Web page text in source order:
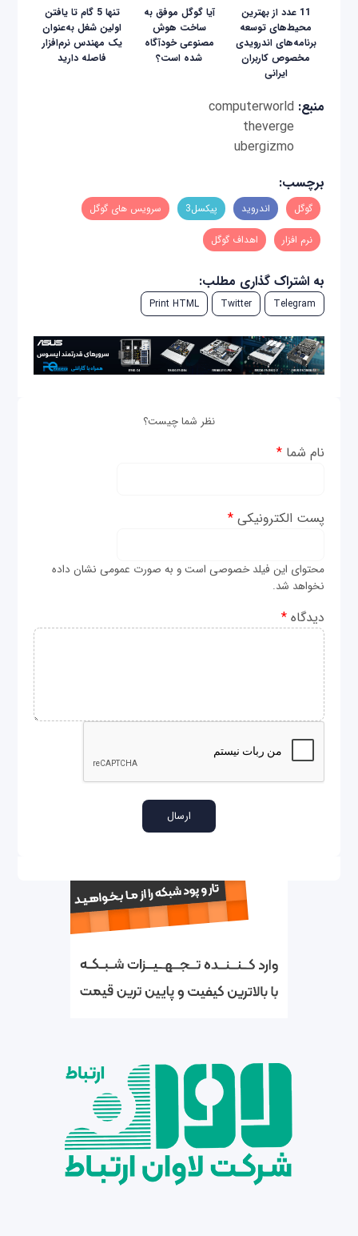
11 عدد از بهترین
محیط‌های توسعه
برنامه‌های اندرویدی
مخصوص کاربران
ایرانی
آیا گوگل موفق به
ساخت هوش
مصنوعی خودآگاه
شده است؟
تنها 5 گام تا یافتن
اولین شغل به‌عنوان
یک مهندس نرم‌افزار
فاصله دارید
منبع: computerworld
theverge
ubergizmo
برچسب:
گوگل اندروید پیکسل3 سرویس های گوگل
نرم افزار اهداف گوگل
به اشتراک گذاری مطلب:
Telegram
Twitter
Print HTML
نظر شما چیست؟
نام شما*
پست الکترونیکی*
محتوای این فیلد خصوصی است و به صورت عمومی نشان داده
نخواهد شد.
دیدگاه*